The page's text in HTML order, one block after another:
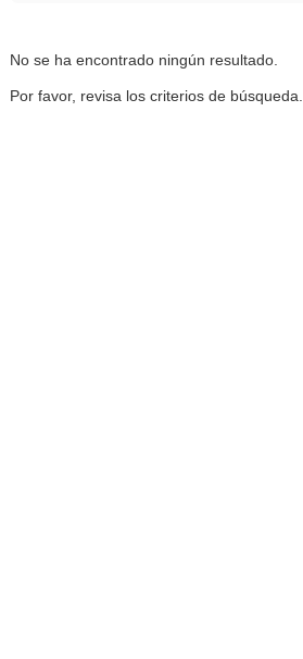
No se ha encontrado ningún resultado.
Por favor, revisa los criterios de búsqueda.